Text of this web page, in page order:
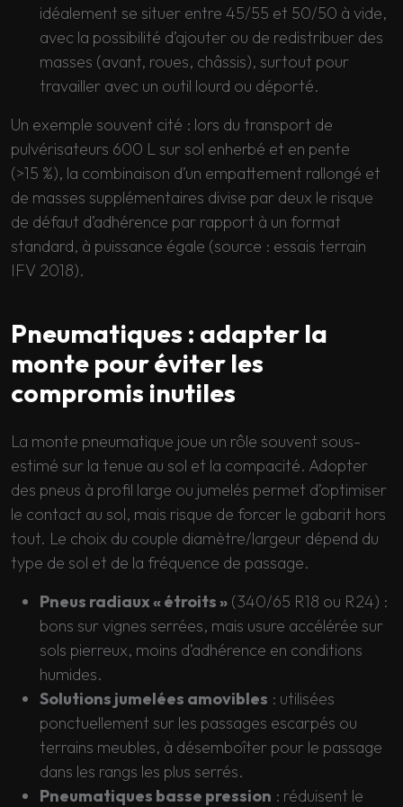
idéalement se situer entre 45/55 et 50/50 à vide,
avec la possibilité d’ajouter ou de redistribuer des
masses (avant, roues, châssis), surtout pour
travailler avec un outil lourd ou déporté.
Un exemple souvent cité : lors du transport de
pulvérisateurs 600 L sur sol enherbé et en pente
(>15 %), la combinaison d’un empattement rallongé et
de masses supplémentaires divise par deux le risque
de défaut d’adhérence par rapport à un format
standard, à puissance égale (source : essais terrain
IFV 2018).
Pneumatiques : adapter la
monte pour éviter les
compromis inutiles
La monte pneumatique joue un rôle souvent sous-
estimé sur la tenue au sol et la compacité. Adopter
des pneus à profil large ou jumelés permet d’optimiser
le contact au sol, mais risque de forcer le gabarit hors
tout. Le choix du couple diamètre/largeur dépend du
type de sol et de la fréquence de passage.
Pneus radiaux « étroits » (340/65 R18 ou R24) :
bons sur vignes serrées, mais usure accélérée sur
sols pierreux, moins d’adhérence en conditions
humides.
Solutions jumelées amovibles : utilisées
ponctuellement sur les passages escarpés ou
terrains meubles, à désemboîter pour le passage
dans les rangs les plus serrés.
Pneumatiques basse pression : réduisent le